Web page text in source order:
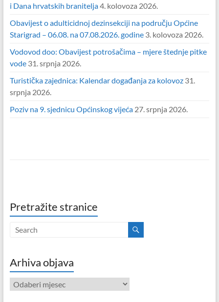
i Dana hrvatskih branitelja4. kolovoza 2026.
Obavijest o adulticidnoj dezinsekciji na području Općine
Starigrad – 06.08. na 07.08.2026. godine 3. kolovoza 2026.
Vodovod doo: Obavijest potrošačima – mjere štednje pitke
vode 31. srpnja 2026.
Turistička zajednica: Kalendar događanja za kolovoz 31.
srpnja 2026.
Poziv na 9. sjednicu Općinskog vijeća 27. srpnja 2026.
Pretražite stranice
Arhiva objava
Arhiva
objava